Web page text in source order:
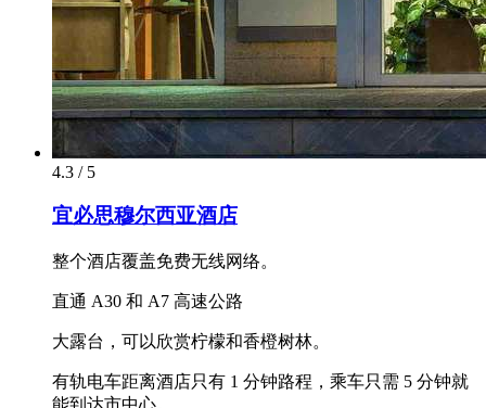
4.3 / 5
宜必思穆尔西亚酒店
整个酒店覆盖免费无线网络。
直通 A30 和 A7 高速公路
大露台，可以欣赏柠檬和香橙树林。
有轨电车距离酒店只有 1 分钟路程，乘车只需 5 分钟就